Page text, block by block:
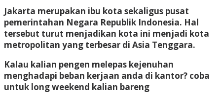
Jakarta merupakan ibu kota sekaligus pusat
pemerintahan Negara Republik Indonesia. Hal
tersebut turut menjadikan kota ini menjadi kota
metropolitan yang terbesar di Asia Tenggara.
Kalau kalian pengen melepas kejenuhan
menghadapi beban kerjaan anda di kantor? coba
untuk long weekend kalian bareng